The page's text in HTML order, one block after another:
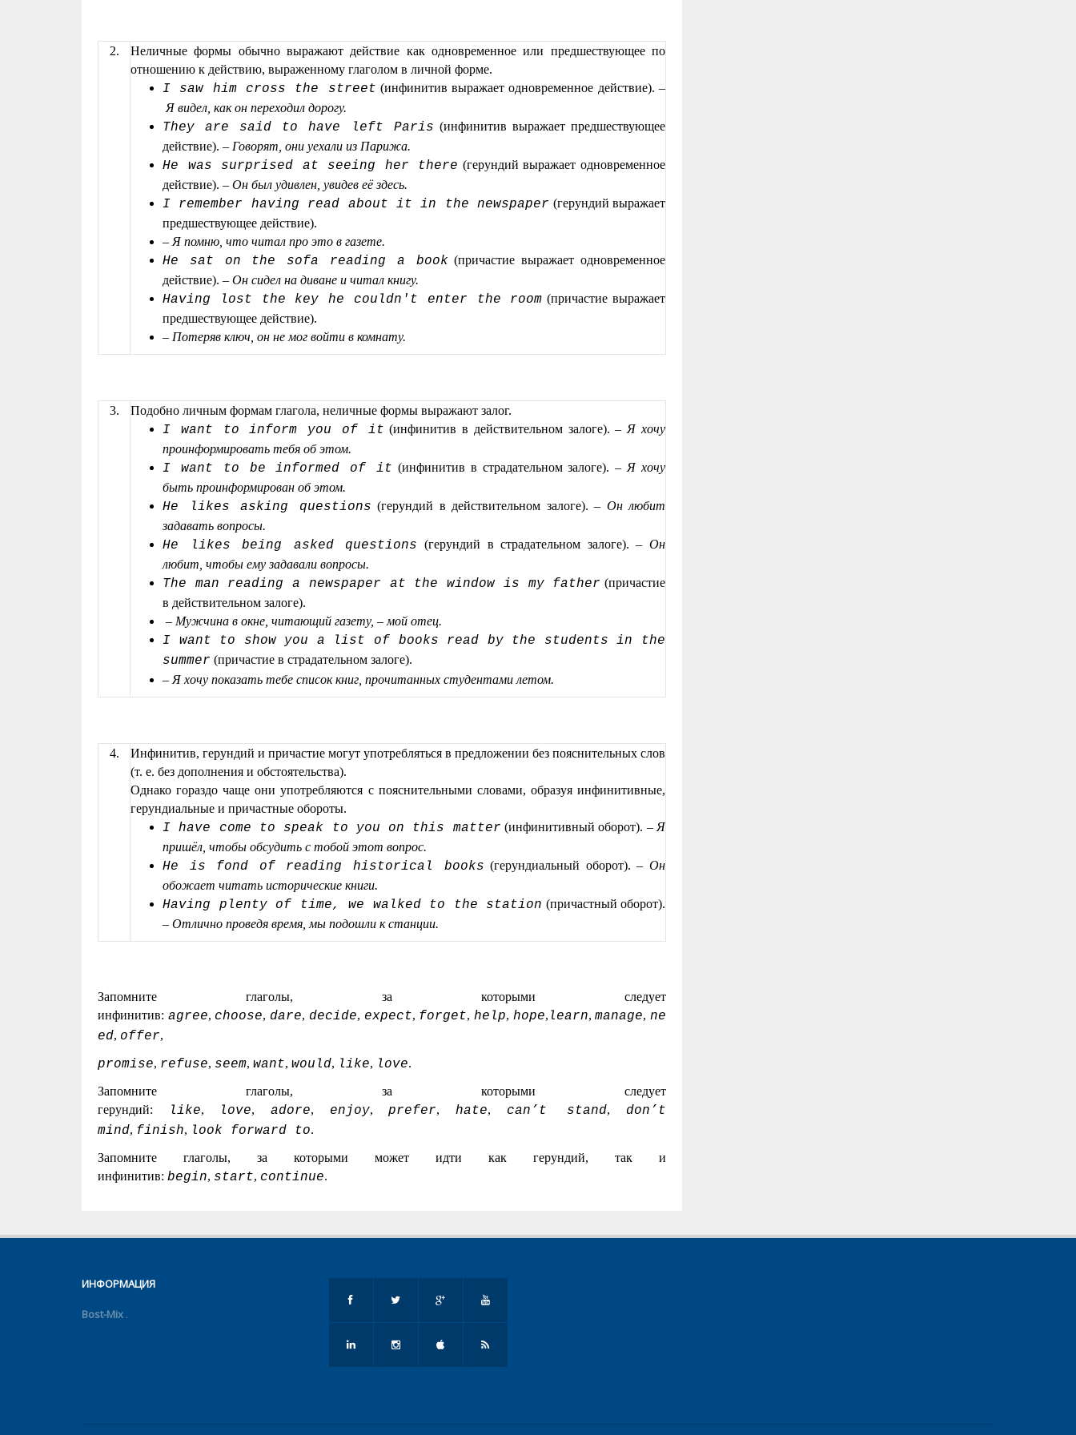
2.
Неличные формы обычно выражают действие как одновременное или предшествующее по
отношению к действию, выраженному глаголом в личной форме.
I saw him cross the street (инфинитив выражает одновременное действие). –
Я видел, как он переходил дорогу.
They are said to have left Paris (инфинитив выражает предшествующее
действие). – Говорят, они уехали из Парижа.
Не was surprised at seeing her there (герундий выражает одновременное
действие). – Он был удивлен, увидев её здесь.
I remember having read about it in the newspaper (герундий выражает
предшествующее действие).
– Я помню, что читал про это в газете.
Не sat on the sofa reading a book (причастие выражает одновременное
действие). – Он сидел на диване и читал книгу.
Having lost the key he couldn't enter the room (причастие выражает
предшествующее действие).
– Потеряв ключ, он не мог войти в комнату.
3. Подобно личным формам глагола, неличные формы выражают залог.
I want to inform you of it (инфинитив в действительном залоге). – Я хочу
проинформировать тебя об этом.
I want to be informed of it (инфинитив в страдательном залоге). – Я хочу
быть проинформирован об этом.
Не likes asking questions (герундий в действительном залоге). – Он любит
задавать вопросы.
Не likes being asked questions (герундий в страдательном залоге). –Он
любит, чтобы ему задавали вопросы.
The man reading a newspaper at the window is my father (причастие
в действительном залоге).
– Мужчина в окне, читающий газету, – мой отец.
I want to show you a list of books read by the students in the
summer (причастие в страдательном залоге).
– Я хочу показать тебе список книг, прочитанных студентами летом.
4.
Инфинитив, герундий и причастие могут употребляться в предложении без пояснительных слов
(т. е. без дополнения и обстоятельства).
Однако гораздо чаще они употребляются с пояснительными словами, образуя инфинитивные,
герундиальные и причастные обороты.
I have come to speak to you on this matter (инфинитивный оборот). – Я
пришёл, чтобы обсудить с тобой этот вопрос.
He is fond of reading historical books (герундиальный оборот). –Он
обожает читать исторические книги.
Having plenty of time, we walked to the station (причастный оборот).
– Отлично проведя время, мы подошли к станции.
Запомните глаголы, за которыми следует
инфинитив: agree,choose, dare, decide, expect, forget, help, hope, learn,manage,ne
ed, offer,
promise, refuse, seem, want, would, like, love.
Запомните глаголы, за которыми следует
герундий:
like, love,adore, enjoy,prefer,hate, can’t stand, don’t
mind, finish, look forward to.
Запомните глаголы, за которыми может идти как герундий, так и
инфинитив: begin, start, continue.
ИНФОРМАЦИЯ
Bost-Mix .